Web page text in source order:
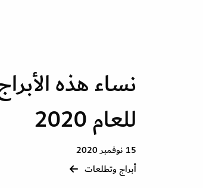
نساء هذه
للعام 2020
15 نوفمبر 2020
أبراج وتطلعات